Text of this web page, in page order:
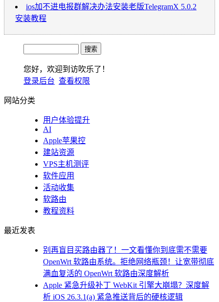
ios加不进电报群解决办法安装老版TelegramX 5.0.2
安装教程
您好，欢迎到访吹乐了！
登录后台 查看权限
网站分类
用户体验提升
AI
Apple苹果控
建站资源
VPS主机测评
软件应用
活动收集
软路由
教程资料
最近发表
别再盲目买路由器了！一文看懂你到底需不需要
OpenWrt 软路由系统。拒绝网络瓶颈！让宽带彻底
满血复活的 OpenWrt 软路由深度解析
Apple 紧急升级补丁 WebKit 引擎大崩塌？深度解
析 iOS 26.3.1(a) 紧急推送背后的硬核逻辑